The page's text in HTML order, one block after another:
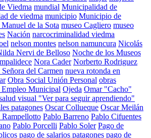
Viedma mundial Municipalidad de
de viedma municipio Municipio de
de la Sota museo Cagliero museo
Nación narcocriminalidad viedma
nelson montes nelson namuncura Nicolás
Nervi de Belloso Noche de los Museos
Nora Cader Norberto Rodriguez
del Carmen nueva rotonda en
Obra Social Unión Personal obras
Municipal Ojeda Omar "Cacho"
visual "Ver para seguir aprendiendo"
patagones Oscar Collueque Oscar Meilán
Rampellotto Pablo Barreno Pablo Cifuentes
Pablo Porcelli Pablo Soler Pago de
pago de salarios patagones pago de